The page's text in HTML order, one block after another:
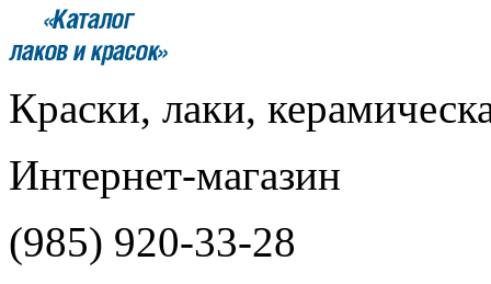
Краски, лаки,
Интернет-магазин
(985) 920-33-28